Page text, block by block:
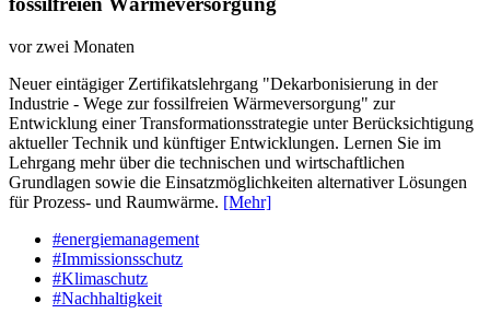
vor zwei Monaten
Neuer eintägiger Zertifikatslehrgang "Dekarbonisierung in der
Industrie - Wege zur fossilfreien Wärmeversorgung" zur
Entwicklung einer Transformationsstrategie unter Berücksichtigung
aktueller Technik und künftiger Entwicklungen. Lernen Sie im
Lehrgang mehr über die technischen und wirtschaftlichen
Grundlagen sowie die Einsatzmöglichkeiten alternativer Lösungen
für Prozess- und Raumwärme. [Mehr]
#energiemanagement
#Immissionsschutz
#Klimaschutz
#Nachhaltigkeit